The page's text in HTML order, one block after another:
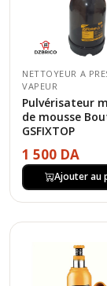
NETTOYEUR A
VAPEUR
Pulvérisateur
de mousse
GSFIXTOP
1 500 DA
Ajouter au